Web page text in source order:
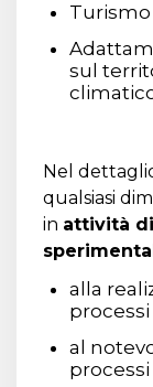
sul
Nel
qualsiasi
in attività
alla
processi
al
processi